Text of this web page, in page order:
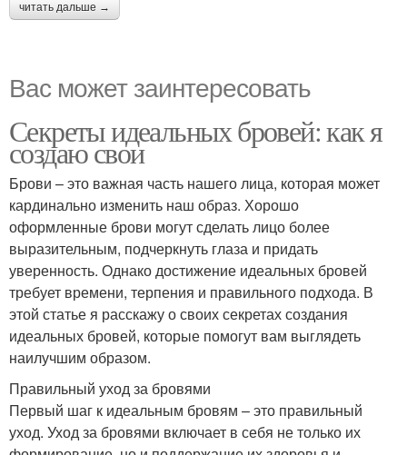
читать дальше →
Вас может заинтересовать
Секреты идеальных бровей: как я
создаю свои
Брови – это важная часть нашего лица, которая может
кардинально изменить наш образ. Хорошо
оформленные брови могут сделать лицо более
выразительным, подчеркнуть глаза и придать
уверенность. Однако достижение идеальных бровей
требует времени, терпения и правильного подхода. В
этой статье я расскажу о своих секретах создания
идеальных бровей, которые помогут вам выглядеть
наилучшим образом.
Правильный уход за бровями
Первый шаг к идеальным бровям – это правильный
уход. Уход за бровями включает в себя не только их